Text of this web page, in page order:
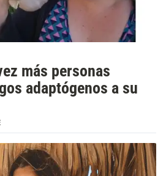
más personas
adaptógenos a su